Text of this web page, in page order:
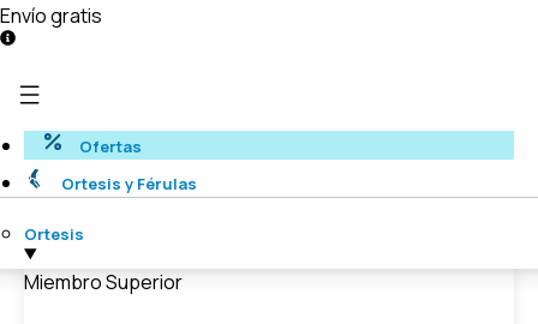
Envío gratis
Ofertas
Ortesis y Férulas
Ortesis
Miembro Superior